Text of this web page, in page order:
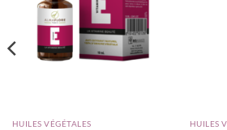
HUILES VÉGÉTALES HUILES